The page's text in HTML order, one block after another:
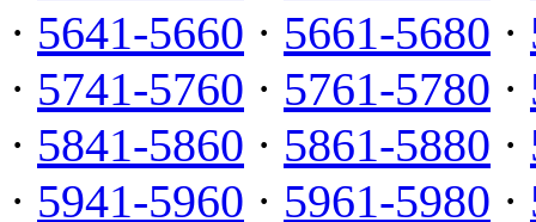
· 5641-5660 · 5661-5680 ·
· 5741-5760 · 5761-5780 ·
· 5841-5860 · 5861-5880 ·
· 5941-5960 · 5961-5980 ·